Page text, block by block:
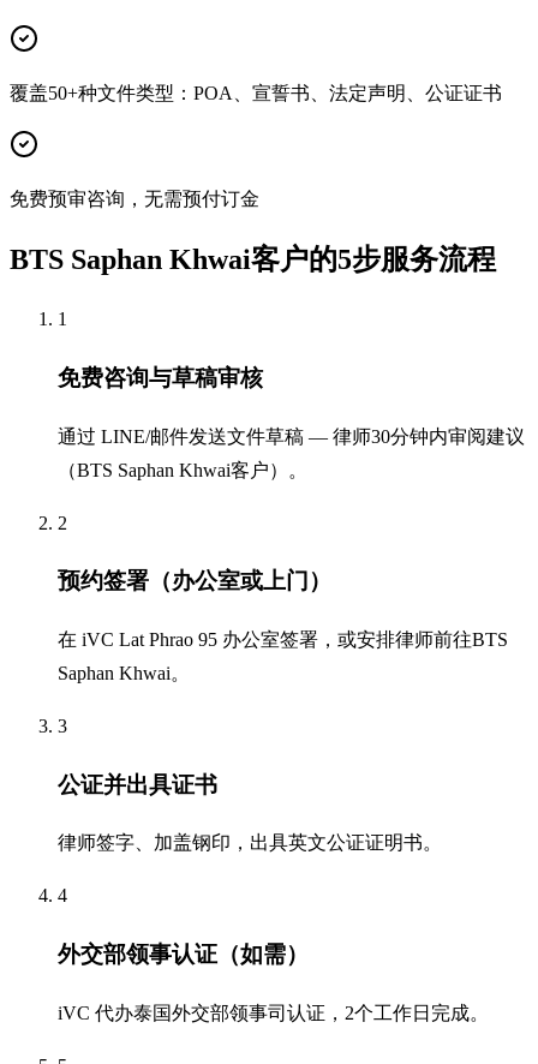
覆盖50+种文件类型：POA、宣誓书、法定声明、公证证书
免费预审咨询，无需预付订金
BTS Saphan Khwai客户的5步服务流程
1
免费咨询与草稿审核
通过 LINE/邮件发送文件草稿 — 律师30分钟内审阅建议
（BTS Saphan Khwai客户）。
2
预约签署（办公室或上门）
在 iVC Lat Phrao 95 办公室签署，或安排律师前往BTS
Saphan Khwai。
3
公证并出具证书
律师签字、加盖钢印，出具英文公证证明书。
4
外交部领事认证（如需）
iVC 代办泰国外交部领事司认证，2个工作日完成。